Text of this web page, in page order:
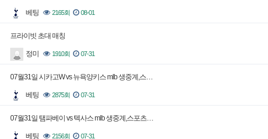
베팅 2165회 08-01
프라이빗 초대 매칭
정미 1910회 07-31
07월31일 시카고W vs 뉴욕양키스 mlb 생중계,스…
베팅 2875회 07-31
07월31일 탬파베이 vs 텍사스 mlb 생중계,스포츠…
베팅 2156회 07-31